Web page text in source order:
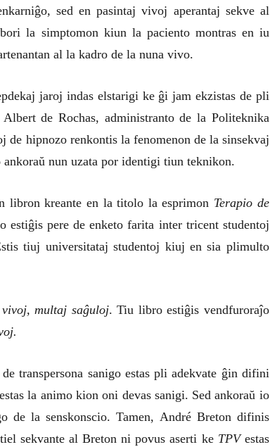
sed en pasintaj vivoj aperantaj sekve al
la simptomon kiun la paciento montras en iu
al la kadro de la nuna vivo.
jaroj indas elstarigi ke ĝi jam ekzistas de pli
de Rochas, administranto de la Politeknika
de hipnozo renkontis la fenomenon de la sinsekvaj
nun uzata por identigi tiun teknikon.
libron kreante en la titolo la esprimon Terapio de
estiĝis pere de enketo farita inter tricent studentoj
tiuj universitataj studentoj kiuj en sia plimulto
multaj saĝuloj. Tiu libro estiĝis vendfuroraĵo
transpersona sanigo estas pli adekvate ĝin difini
la animo kion oni devas sanigi. Sed ankoraŭ io
de la senskonscio. Tamen, André Breton difinis
sekvante al Breton ni povus aserti ke TPVestas